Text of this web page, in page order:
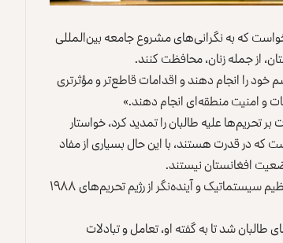
که به نگرانی‌های مشروع جامعه بین‌المللی
از جمله زنان، محافظت کنند.
را انجام دهند و اقدامات قاطع‌تر و مؤثرتری
و امنیت منطقه‌ای انجام دهند.»
تحریم‌ها علیه طالبان را تمدید کرد، خواستار
که در قدرت هستند، با این حال بسیاری از مفاد
او از شورای امنیت خواست که به‌عنوان نخستین گام، یک بررسی و تنظیم سیستماتیک و آینده‌نگر از رژیم تحریم‌های ۱۹۸۸
شد تا به گفته او، تعامل و تبادلات